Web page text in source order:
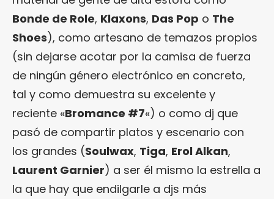
Bonde de Role, Klaxons, Das Pop o The
Shoes), como artesano de temazos propios
(sin dejarse acotar por la camisa de fuerza
de ningún género electrónico en concreto,
tal y como demuestra su excelente y
reciente «Bromance #7«) o como dj que
pasó de compartir platos y escenario con
los grandes (Soulwax, Tiga, Erol Alkan,
Laurent Garnier) a ser él mismo la estrella a
la que hay que endilgarle a djs más